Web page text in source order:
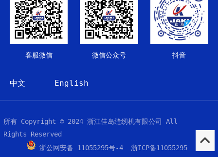
客服微信 微信公众号 抖音
中文 English
所有 Copyright © 2024 浙江佳岛缝纫机有限公司 All
Rights Reserved
浙公网安备 11055295号-4 浙ICP备11055295